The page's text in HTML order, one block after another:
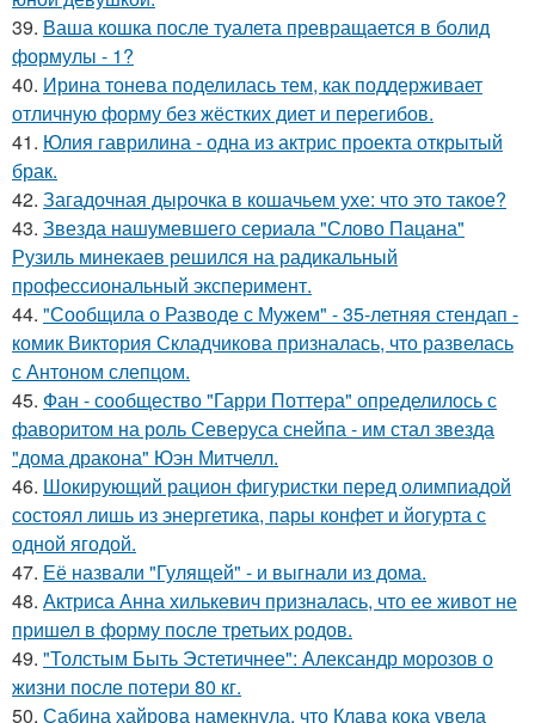
39. Ваша кошка после туалета превращается в болид
формулы - 1?
40. Ирина тонева поделилась тем, как поддерживает
отличную форму без жёстких диет и перегибов.
41. Юлия гаврилина - одна из актрис проекта открытый
брак.
42. Загадочная дырочка в кошачьем ухе: что это такое?
43. Звезда нашумевшего сериала "Слово Пацана"
Рузиль минекаев решился на радикальный
профессиональный эксперимент.
44. "Сообщила о Разводе с Мужем" - 35-летняя стендап -
комик Виктория Складчикова призналась, что развелась
с Антоном слепцом.
45. Фан - сообщество "Гарри Поттера" определилось с
фаворитом на роль Северуса снейпа - им стал звезда
"дома дракона" Юэн Митчелл.
46. Шокирующий рацион фигуристки перед олимпиадой
состоял лишь из энергетика, пары конфет и йогурта с
одной ягодой.
47. Её назвали "Гулящей" - и выгнали из дома.
48. Актриса Анна хилькевич призналась, что ее живот не
пришел в форму после третьих родов.
49. "Толстым Быть Эстетичнее": Александр морозов о
жизни после потери 80 кг.
50. Сабина хайрова намекнула, что Клава кока увела